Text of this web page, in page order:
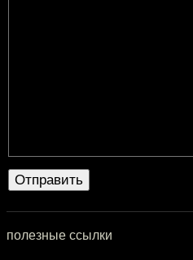
полезные ссылки